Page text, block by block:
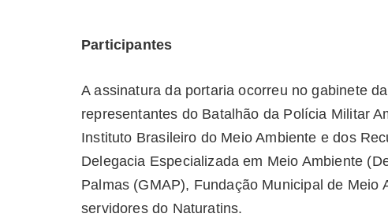
Participantes
A assinatura da portaria ocorreu no gabinete
representantes do Batalhão da Polícia Militar
Instituto Brasileiro do Meio Ambiente e dos
Delegacia Especializada em Meio Ambiente
Palmas (GMAP), Fundação Municipal de Meio
servidores do Naturatins.